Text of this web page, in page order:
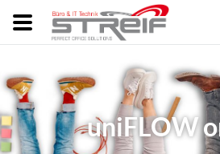
uniFLOW